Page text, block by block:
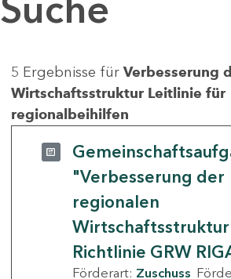
5 Ergebnisse für Verbesserung
Wirtschaftsstruktur Leitlinie für
regionalbeihilfen
"Verbesserung der
regionalen
Richtlinie GRW
Förderart: Zuschuss